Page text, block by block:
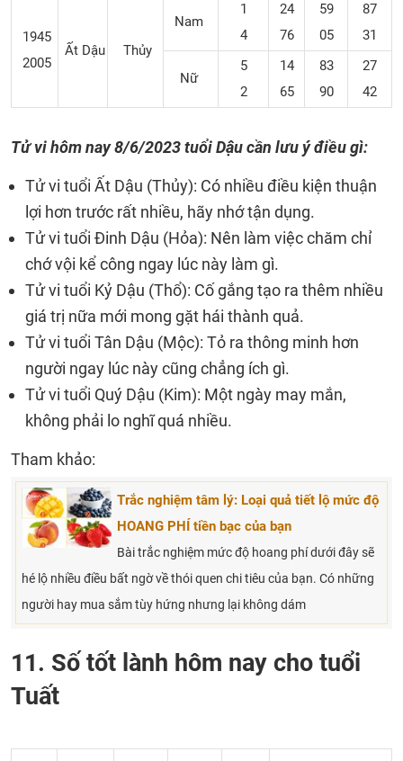
1945
2005
Ất Dậu Thủy
Nam
1
4
24
76
59
05
87
31
Nữ
5
2
14
65
83
90
27
42
Tử vi hôm nay 8/6/2023 tuổi Dậu cần lưu ý điều gì:
Tử vi tuổi Ất Dậu (Thủy): Có nhiều điều kiện thuận
lợi hơn trước rất nhiều, hãy nhớ tận dụng.
Tử vi tuổi Đinh Dậu (Hỏa): Nên làm việc chăm chỉ
chớ vội kể công ngay lúc này làm gì.
Tử vi tuổi Kỷ Dậu (Thổ): Cố gắng tạo ra thêm nhiều
giá trị nữa mới mong gặt hái thành quả.
Tử vi tuổi Tân Dậu (Mộc): Tỏ ra thông minh hơn
người ngay lúc này cũng chẳng ích gì.
Tử vi tuổi Quý Dậu (Kim): Một ngày may mắn,
không phải lo nghĩ quá nhiều.
Tham khảo:
Trắc nghiệm tâm lý: Loại quả tiết lộ mức độ
HOANG PHÍ tiền bạc của bạn
Bài trắc nghiệm mức độ hoang phí dưới đây sẽ
hé lộ nhiều điều bất ngờ về thói quen chi tiêu của bạn. Có những
người hay mua sắm tùy hứng nhưng lại không dám
11. Số tốt lành hôm nay cho tuổi
Tuất